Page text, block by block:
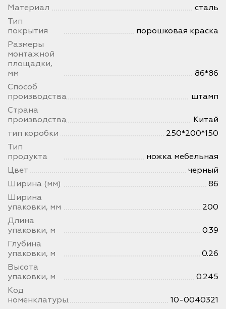
Материал
сталь
Тип
покрытия
порошковая краска
Размеры
монтажной
площадки,
мм
86*86
Способ
производства
штамп
Страна
производства
Китай
тип коробки
250*200*150
Тип
продукта
ножка мебельная
Цвет
черный
Ширина (мм)
86
Ширина
упаковки, мм
200
Длина
упаковки, м
0.39
Глубина
упаковки, м
0.26
Высота
упаковки, м
0.245
Код
номенклатуры
10-0040321